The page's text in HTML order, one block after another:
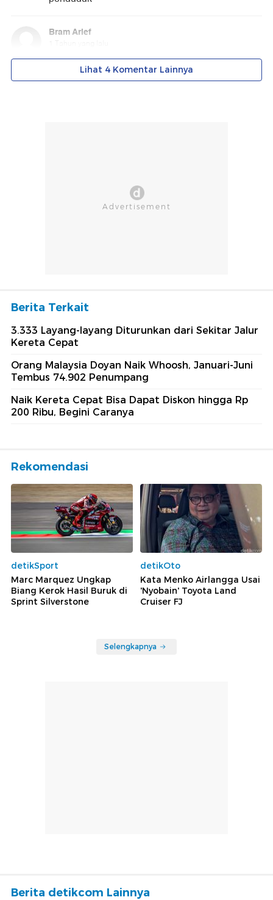
Berita Terkait
3.333 Layang-layang Diturunkan dari Sekitar Jalur
Kereta Cepat
Orang Malaysia Doyan Naik Whoosh, Januari-Juni
Tembus 74.902 Penumpang
Naik Kereta Cepat Bisa Dapat Diskon hingga Rp
200 Ribu, Begini Caranya
Rekomendasi
detikSport
Marc Marquez Ungkap
Biang Kerok Hasil Buruk di
Sprint Silverstone
detikOto
Kata Menko Airlangga Usai
'Nyobain' Toyota Land
Cruiser FJ
Selengkapnya
Berita detikcom Lainnya